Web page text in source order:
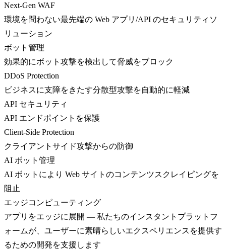
Next-Gen WAF
環境を問わない最先端の Web アプリ/API のセキュリティソ
リューション
ボット管理
効果的にボット攻撃を検出して脅威をブロック
DDoS Protection
ビジネスに支障をきたす分散型攻撃を自動的に軽減
API セキュリティ
API エンドポイントを保護
Client-Side Protection
クライアントサイド攻撃からの防御
AI ボット管理
AI ボットにより Web サイトのコンテンツスクレイピングを
阻止
エッジコンピューティング
アプリをエッジに展開 — 私たちのインスタントプラットフ
ォームが、ユーザーに素晴らしいエクスペリエンスを提供す
るための開発を支援します